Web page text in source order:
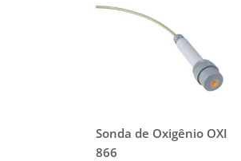
Sonda de Oxigênio OXI
866